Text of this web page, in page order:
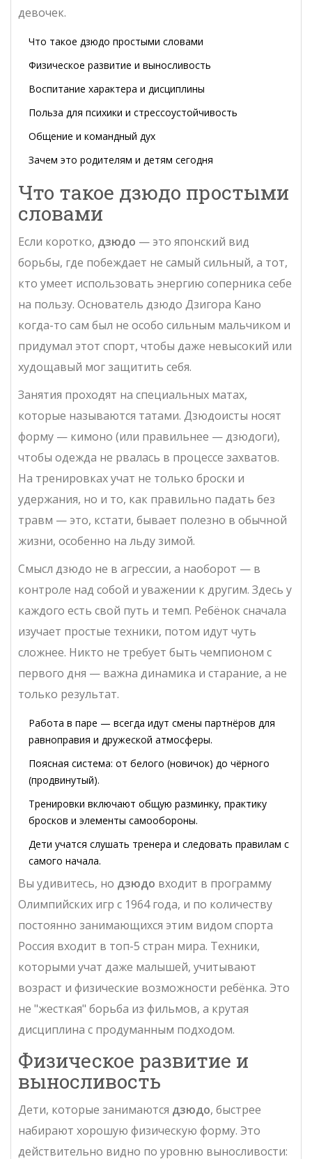
девочек.
Что такое дзюдо простыми словами
Физическое развитие и выносливость
Воспитание характера и дисциплины
Польза для психики и стрессоустойчивость
Общение и командный дух
Зачем это родителям и детям сегодня
Что такое дзюдо простыми
словами
Если коротко, дзюдо — это японский вид
борьбы, где побеждает не самый сильный, а тот,
кто умеет использовать энергию соперника себе
на пользу. Основатель дзюдо Дзигора Кано
когда-то сам был не особо сильным мальчиком и
придумал этот спорт, чтобы даже невысокий или
худощавый мог защитить себя.
Занятия проходят на специальных матах,
которые называются татами. Дзюдоисты носят
форму — кимоно (или правильнее — дзюдоги),
чтобы одежда не рвалась в процессе захватов.
На тренировках учат не только броски и
удержания, но и то, как правильно падать без
травм — это, кстати, бывает полезно в обычной
жизни, особенно на льду зимой.
Смысл дзюдо не в агрессии, а наоборот — в
контроле над собой и уважении к другим. Здесь у
каждого есть свой путь и темп. Ребёнок сначала
изучает простые техники, потом идут чуть
сложнее. Никто не требует быть чемпионом с
первого дня — важна динамика и старание, а не
только результат.
Работа в паре — всегда идут смены партнёров для
равноправия и дружеской атмосферы.
Поясная система: от белого (новичок) до чёрного
(продвинутый).
Тренировки включают общую разминку, практику
бросков и элементы самообороны.
Дети учатся слушать тренера и следовать правилам с
самого начала.
Вы удивитесь, но дзюдо входит в программу
Олимпийских игр с 1964 года, и по количеству
постоянно занимающихся этим видом спорта
Россия входит в топ-5 стран мира. Техники,
которыми учат даже малышей, учитывают
возраст и физические возможности ребёнка. Это
не "жесткая" борьба из фильмов, а крутая
дисциплина с продуманным подходом.
Физическое развитие и
выносливость
Дети, которые занимаются дзюдо, быстрее
набирают хорошую физическую форму. Это
действительно видно по уровню выносливости: